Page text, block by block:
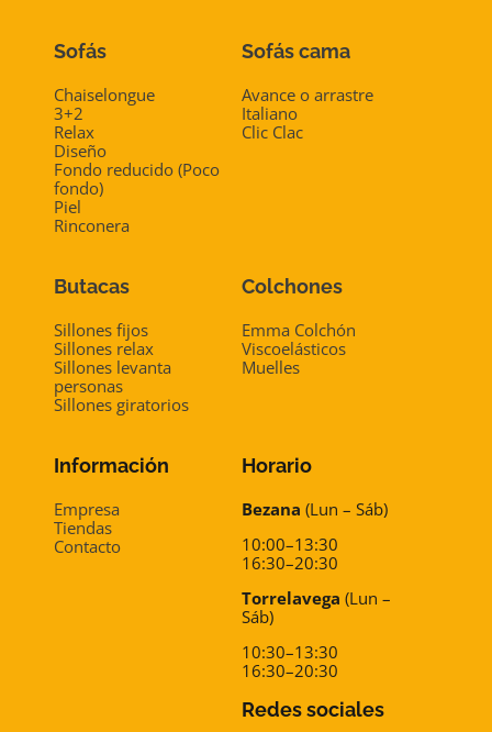
Sofás
Chaiselongue
3+2
Relax
Diseño
Fondo reducido (Poco
fondo)
Piel
Rinconera
Sofás cama
Avance o arrastre
Italiano
Clic Clac
Butacas
Sillones fijos
Sillones relax
Sillones levanta
personas
Sillones giratorios
Colchones
Emma Colchón
Viscoelásticos
Muelles
Información
Empresa
Tiendas
Contacto
Horario
Bezana (Lun – Sáb)
10:00–13:30
16:30–20:30
Torrelavega (Lun –
Sáb)
10:30–13:30
16:30–20:30
Redes sociales